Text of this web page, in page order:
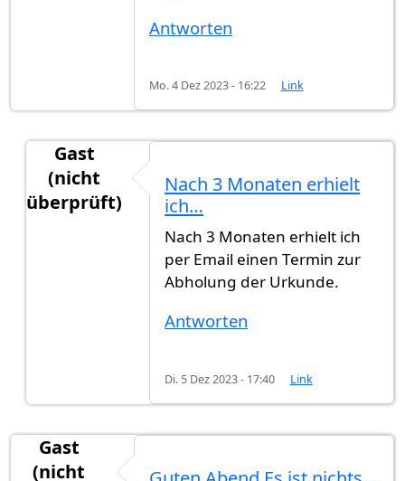
Antworten
Mo. 4 Dez 2023 - 16:22 Link
Gast
(nicht
überprüft)
Hallo zusammen Max Müller
Nach 3 Monaten erhielt
ich…
Nach 3 Monaten erhielt ich
per Email einen Termin zur
Abholung der Urkunde.
Antworten
Di. 5 Dez 2023 - 17:40 Link
Gast
(nicht